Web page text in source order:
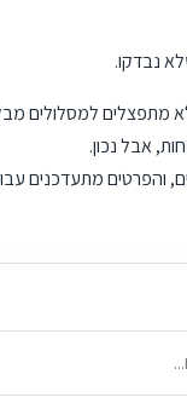
נבדקו.
מתפצלים למסלולים
אבל נכון.
והפרטים מתעדכנים